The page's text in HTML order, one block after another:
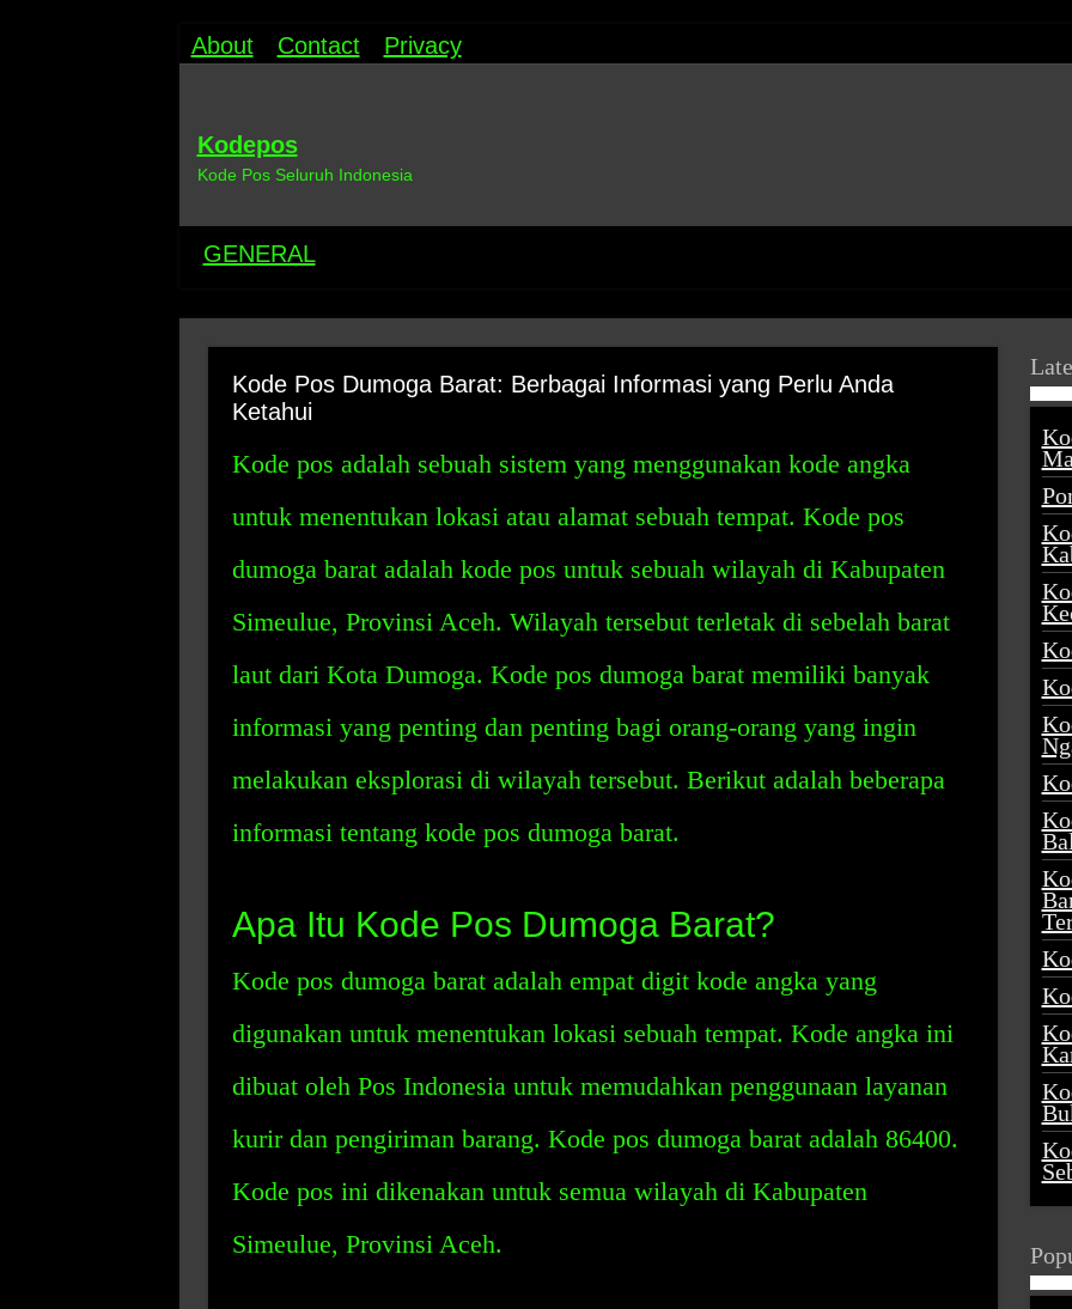
About Contact Privacy
Kodepos
Kode Pos Seluruh Indonesia
GENERAL
Kode Pos Dumoga Barat: Berbagai Informasi yang Perlu Anda
Ketahui
Kode pos adalah sebuah sistem yang menggunakan kode angka
untuk menentukan lokasi atau alamat sebuah tempat. Kode pos
dumoga barat adalah kode pos untuk sebuah wilayah di Kabupaten
Simeulue, Provinsi Aceh. Wilayah tersebut terletak di sebelah barat
laut dari Kota Dumoga. Kode pos dumoga barat memiliki banyak
informasi yang penting dan penting bagi orang-orang yang ingin
melakukan eksplorasi di wilayah tersebut. Berikut adalah beberapa
informasi tentang kode pos dumoga barat.
Apa Itu Kode Pos Dumoga Barat?
Kode pos dumoga barat adalah empat digit kode angka yang
digunakan untuk menentukan lokasi sebuah tempat. Kode angka ini
dibuat oleh Pos Indonesia untuk memudahkan penggunaan layanan
kurir dan pengiriman barang. Kode pos dumoga barat adalah 86400.
Kode pos ini dikenakan untuk semua wilayah di Kabupaten
Simeulue, Provinsi Aceh.